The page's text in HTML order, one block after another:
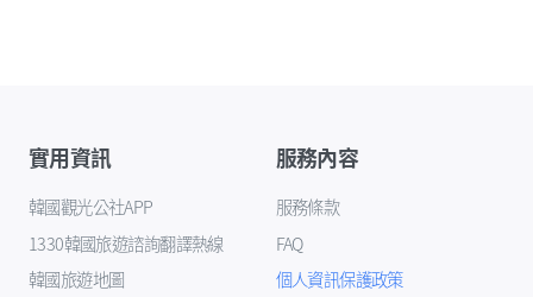
實用資訊
韓國觀光公社APP
1330韓國旅遊諮詢翻譯熱線
韓國旅遊地圖
服務內容
服務條款
FAQ
個人資訊保護政策